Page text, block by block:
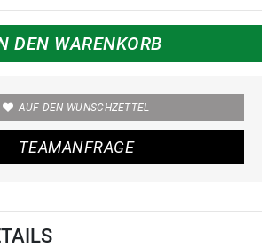
DEN WARENKORB
AUF DEN WUNSCHZETTEL
TEAMANFRAGE